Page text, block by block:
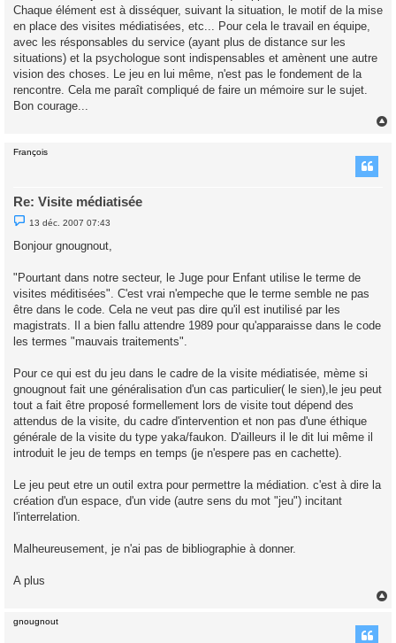
Chaque élément est à disséquer, suivant la situation, le motif de la mise
en place des visites médiatisées, etc... Pour cela le travail en équipe,
avec les résponsables du service (ayant plus de distance sur les
situations) et la psychologue sont indispensables et amènent une autre
vision des choses. Le jeu en lui même, n'est pas le fondement de la
rencontre. Cela me paraît compliqué de faire un mémoire sur le sujet.
Bon courage...
François
Re: Visite médiatisée
M
e
s
e
n
n
l
u
13 déc. 2007 07:43
Bonjour gnougnout,
"Pourtant dans notre secteur, le Juge pour Enfant utilise le terme de
visites méditisées". C'est vrai n'empeche que le terme semble ne pas
être dans le code. Cela ne veut pas dire qu'il est inutilisé par les
magistrats. Il a bien fallu attendre 1989 pour qu'apparaisse dans le code
les termes "mauvais traitements".
Pour ce qui est du jeu dans le cadre de la visite médiatisée, mème si
gnougnout fait une généralisation d'un cas particulier( le sien),le jeu peut
tout a fait être proposé formellement lors de visite tout dépend des
attendus de la visite, du cadre d'intervention et non pas d'une éthique
générale de la visite du type yaka/faukon. D'ailleurs il le dit lui même il
introduit le jeu de temps en temps (je n'espere pas en cachette).
Le jeu peut etre un outil extra pour permettre la médiation. c'est à dire la
création d'un espace, d'un vide (autre sens du mot "jeu") incitant
l'interrelation.
Malheureusement, je n'ai pas de bibliographie à donner.
A plus
gnougnout